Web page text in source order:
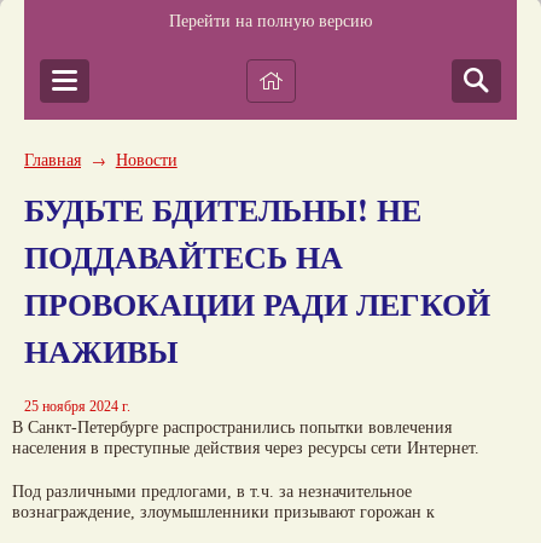
Перейти на полную версию
Главная → Новости
БУДЬТЕ БДИТЕЛЬНЫ! НЕ
ПОДДАВАЙТЕСЬ НА
ПРОВОКАЦИИ РАДИ ЛЕГКОЙ
НАЖИВЫ
25 ноября 2024 г.
В Санкт-Петербурге распространились попытки вовлечения
населения в преступные действия через ресурсы сети Интернет.
Под различными предлогами, в т.ч. за незначительное
вознаграждение, злоумышленники призывают горожан к